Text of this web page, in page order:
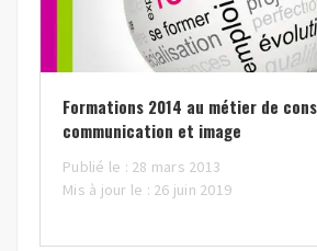
Formations 2014 au métier de
communication et image
Publié le : 28 mars 2013
Mis à jour le : 26 juin 2019